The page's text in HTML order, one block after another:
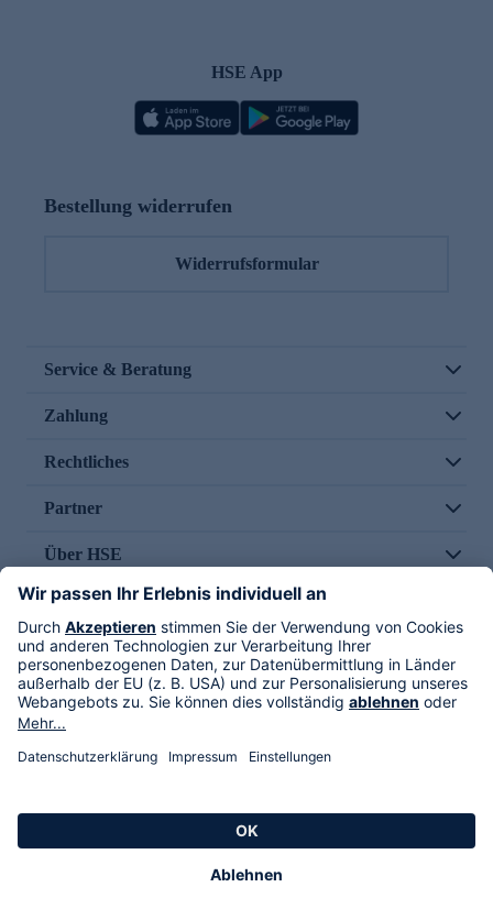
HSE App
Bestellung widerrufen
Widerrufsformular
Service & Beratung
Zahlung
Rechtliches
Partner
Über HSE
Im TV
HSE International